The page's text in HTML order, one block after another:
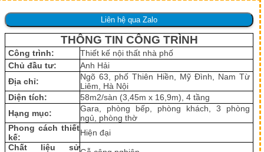
Liên hệ qua Zalo
THÔNG TIN CÔNG TRÌNH
Công trình:
Thiết kế nội thất nhà phố
Chủ đầu tư:
Anh Hải
Địa chỉ:
Ngõ 63, phố Thiên Hiền, Mỹ Đình, Nam Từ
Liêm, Hà Nội
Diện tích:
58m2/sàn (3,45m x 16,9m), 4 tầng
Hạng mục:
Gara, phòng bếp, phòng khách, 3 phòng
ngủ, phòng thờ
Phong cách thiết
kế:
Hiện đại
Chất liệu sử